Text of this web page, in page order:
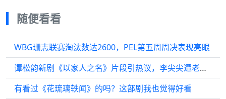
随便看看
WBG珊志联赛淘汰数达2600，PEL第五周周决表现亮眼
谭松韵新剧《以家人之名》片段引热议，李尖尖遭老师公开批评
有看过《花琉璃轶闻》的吗？这部剧我也觉得好看